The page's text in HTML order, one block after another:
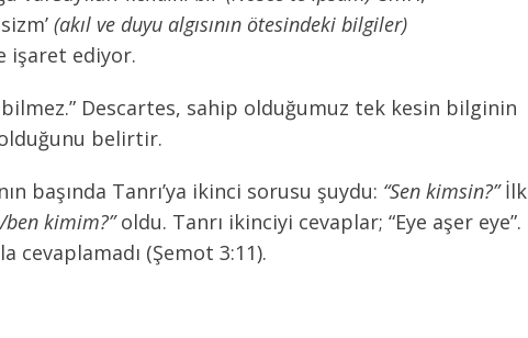
(akıl ve duyu algısının ötesindeki bilgiler)
işaret ediyor.
bilmez.” Descartes, sahip olduğumuz tek kesin bilginin
belirtir.
başında Tanrı’ya ikinci sorusu şuydu: “Sen kimsin?” İlk
kimim?”oldu. Tanrı ikinciyi cevaplar; “Eye aşer eye”.
cevaplamadı (Şemot 3:11).